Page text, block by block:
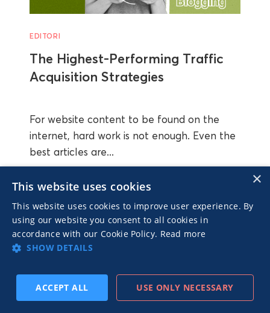
EDITORI
The Highest-Performing Traffic
Acquisition Strategies
For website content to be found on the
internet, hard work is not enough. Even the
best articles are...
×
This website uses cookies
This website uses cookies to improve user experience. By
using our website you consent to all cookies in
accordance with our Cookie Policy. Read more
SHOW DETAILS
ACCEPT ALL USE ONLY NECESSARY